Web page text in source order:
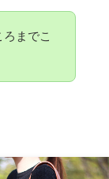
までこ